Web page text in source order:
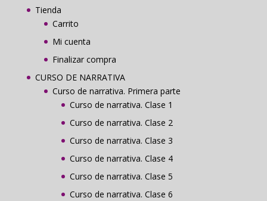
Tienda
Carrito
Mi cuenta
Finalizar compra
CURSO DE NARRATIVA
Curso de narrativa. Primera parte
Curso de narrativa. Clase 1
Curso de narrativa. Clase 2
Curso de narrativa. Clase 3
Curso de narrativa. Clase 4
Curso de narrativa. Clase 5
Curso de narrativa. Clase 6